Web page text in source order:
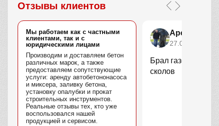
Отзывы клиентов
Мы работаем как с частными
клиентами, так и с
юридическими лицами
Производим и доставляем бетон
различных марок, а также
предоставляем сопутствующие
услуги: аренду автобетононасоса
и миксера, заливку бетона,
установку опалубки и прокат
строительных инструментов.
Реальные отзывы тех, кто уже
воспользовался нашей
продукцией и сервисом.
Арсений
27.09.2025
Брал газобетон.
сколов